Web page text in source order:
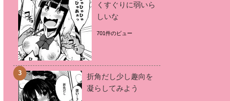
くすぐりに弱いら
しいな
701件のビュー
折角だし少し趣向を
凝らしてみよう